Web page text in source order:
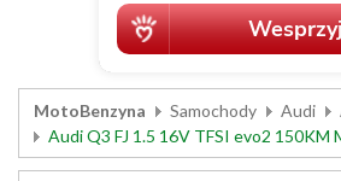
MotoBenzyna Samochody Audi
Audi Q3 FJ 1.5 16V TFSI evo2 150KM